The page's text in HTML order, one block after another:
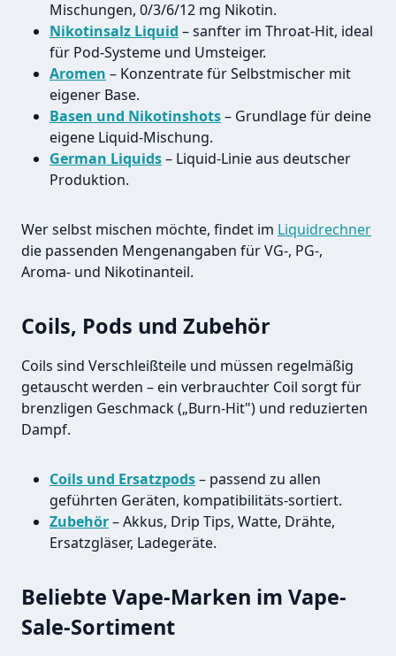
Mischungen, 0/3/6/12 mg Nikotin.
Nikotinsalz Liquid – sanfter im Throat-Hit, ideal
für Pod-Systeme und Umsteiger.
Aromen – Konzentrate für Selbstmischer mit
eigener Base.
Basen und Nikotinshots– Grundlage für deine
eigene Liquid-Mischung.
German Liquids– Liquid-Linie aus deutscher
Produktion.
Wer selbst mischen möchte, findet im Liquidrechner
die passenden Mengenangaben für VG-, PG-,
Aroma- und Nikotinanteil.
Coils, Pods und Zubehör
Coils sind Verschleißteile und müssen regelmäßig
getauscht werden – ein verbrauchter Coil sorgt für
brenzligen Geschmack („Burn-Hit") und reduzierten
Dampf.
Coils und Ersatzpods– passend zu allen
geführten Geräten, kompatibilitäts-sortiert.
Zubehör– Akkus, Drip Tips, Watte, Drähte,
Ersatzgläser, Ladegeräte.
Beliebte Vape-Marken im Vape-
Sale-Sortiment